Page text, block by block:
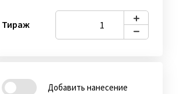
Тираж
Добавить нанесение